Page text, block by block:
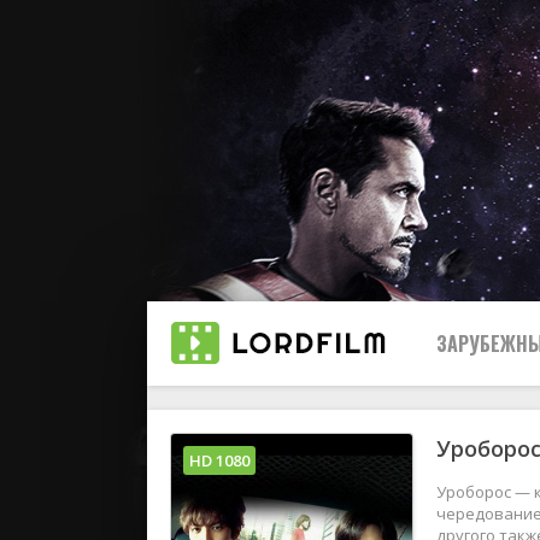
Все
2019
Уроборос —
другого
HD 1080